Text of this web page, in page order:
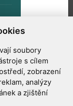
soubory
s cílem
zobrazení
analýzy
a zjištění